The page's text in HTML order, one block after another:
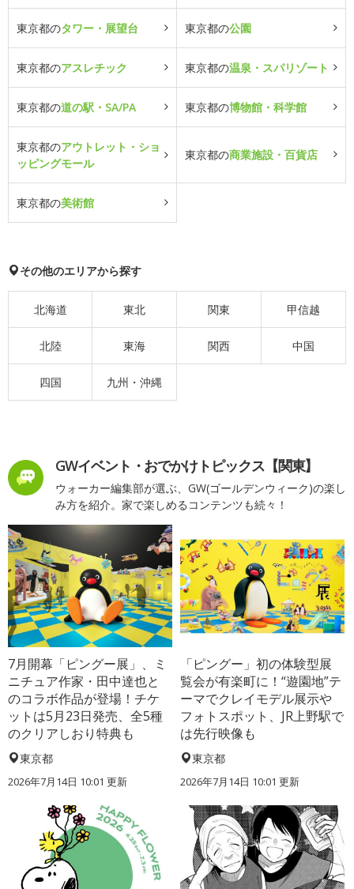
東京都のタワー・展望台 東京都の公園
東京都のアスレチック 東京都の温泉・スパリゾート
東京都の道の駅・SA/PA 東京都の博物館・科学館
東京都のアウトレット・ショ
ッピングモール
東京都の商業施設・百貨店
東京都の美術館
その他のエリアから探す
北海道 東北 関東 甲信越
北陸 東海 関西 中国
四国 九州・沖縄
GWイベント・おでかけトピックス【関東】
ウォーカー編集部が選ぶ、GW(ゴールデンウィーク)の楽し
み方を紹介。家で楽しめるコンテンツも続々！
7月開幕「ピングー展」、ミ
ニチュア作家・田中達也と
のコラボ作品が登場！チケ
ットは5月23日発売、全5種
のクリアしおり特典も
東京都
2026年7月14日 10:01 更新
「ピングー」初の体験型展
覧会が有楽町に！“遊園地”テ
ーマでクレイモデル展示や
フォトスポット、JR上野駅で
は先行映像も
東京都
2026年7月14日 10:01 更新